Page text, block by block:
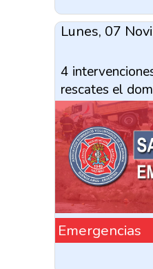
Lunes, 07
4
rescates el
Emergencias